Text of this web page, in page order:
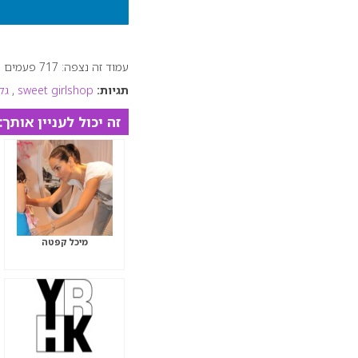
עמוד זה נצפה: 717 פעמים
תגיות: sweet girlshop
,
זה יכול לעניין אותך:
מיכל קפטה